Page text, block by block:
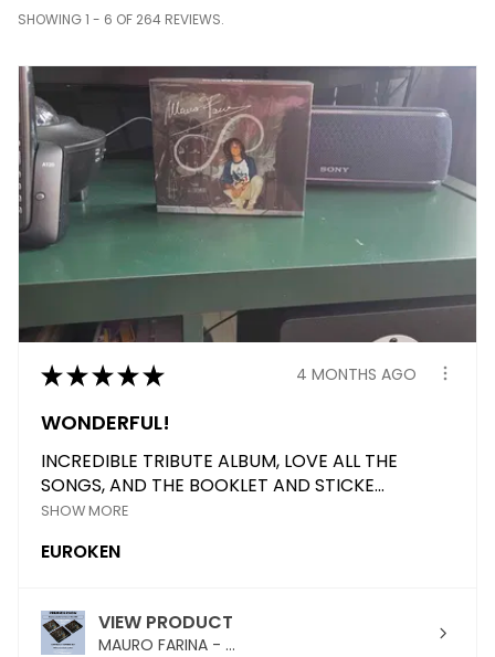
SHOWING 1 - 6 OF 264 REVIEWS.
★★★★★ 4 MONTHS AGO
WONDERFUL!
INCREDIBLE TRIBUTE ALBUM, LOVE ALL THE
SONGS, AND THE BOOKLET AND STICKE...
SHOW MORE
EUROKEN
VIEW PRODUCT
MAURO FARINA - ...